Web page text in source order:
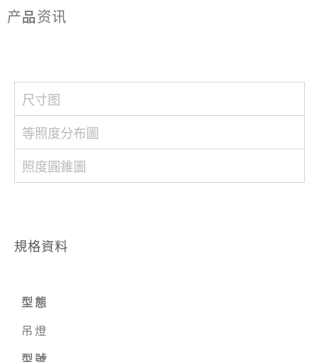
产品资讯
尺寸图
等照度分布圖
照度圓錐圖
規格資料
型態
吊燈